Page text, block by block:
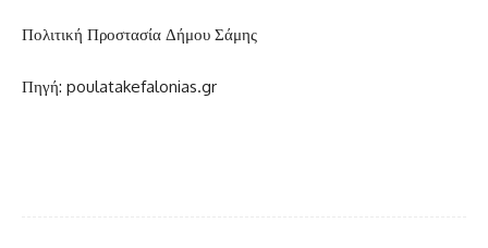
Πολιτική Προστασία Δήμου Σάμης
Πηγή: poulatakefalonias.gr